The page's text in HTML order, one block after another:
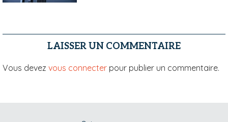
LAISSER UN COMMENTAIRE
Vous devez vous connecter pour publier un commentaire.